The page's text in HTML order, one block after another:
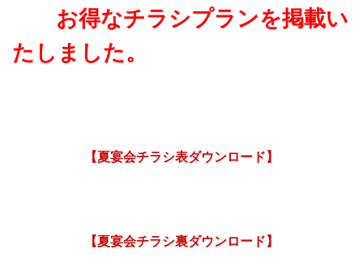
お得なチラシプランを掲載い
たしました。
【夏宴会チラシ表ダウンロード】
【夏宴会チラシ裏ダウンロード】